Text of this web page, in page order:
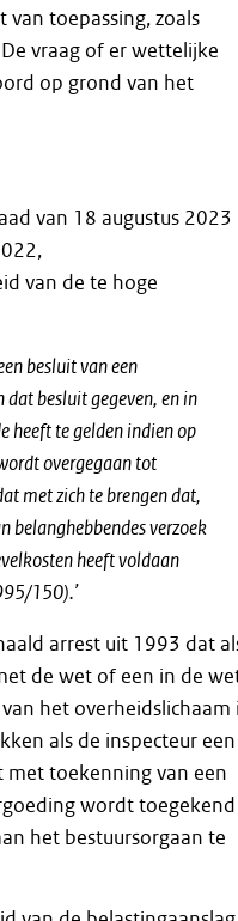
toepassing, zoals
vraag of er wettelijke
op grond van het
van 18 augustus 2023
van de te hoge
besluit van een
besluit gegeven, en in
heeft te gelden indien op
overgegaan tot
met zich te brengen dat,
belanghebbendes verzoek
heeft voldaan
150).’
arrest uit 1993 dat
de wet of een in de
het overheidslichaam
als de inspecteur een
met toekenning van een
wordt toegekend
het bestuursorgaan te